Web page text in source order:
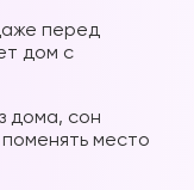
перед
дом с
дома, сон
место